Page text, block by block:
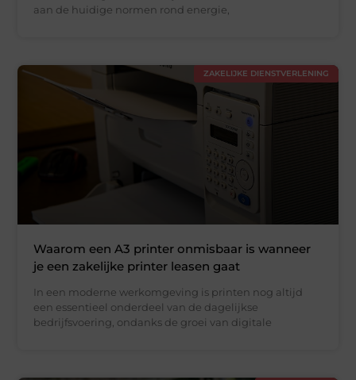
aan de huidige normen rond energie,
ZAKELIJKE DIENSTVERLENING
Waarom een A3 printer onmisbaar is wanneer
je een zakelijke printer leasen gaat
In een moderne werkomgeving is printen nog altijd
een essentieel onderdeel van de dagelijkse
bedrijfsvoering, ondanks de groei van digitale